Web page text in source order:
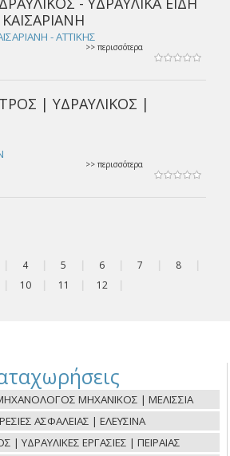
- ΑΤΤΙΚΗΣ
>> περισσότερα
| ΥΔΡΑΥΛΙΚΟΣ |
>> περισσότερα
4 5 6 7 8
10 11 12
ΜΗΧΑΝΙΚΟΣ | ΜΕΛΙΣΣΙΑ
ΑΣΦΑΛΕΙΑΣ | ΕΛΕΥΣΙΝΑ
ΥΔΡΑΥΛΙΚΕΣ ΕΡΓΑΣΙΕΣ | ΠΕΙΡΑΙΑΣ